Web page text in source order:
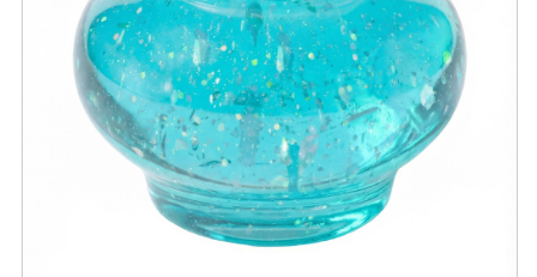
老師您好!!幼教會員火熱招募中~
海外購物免煩惱！點我查看『海外購物流程說明』